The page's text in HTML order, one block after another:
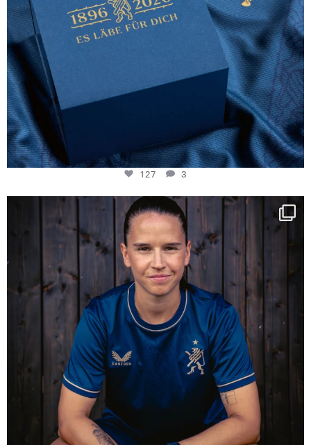
127 3
NIE USENAND GAH
Some anniversaries
295
5